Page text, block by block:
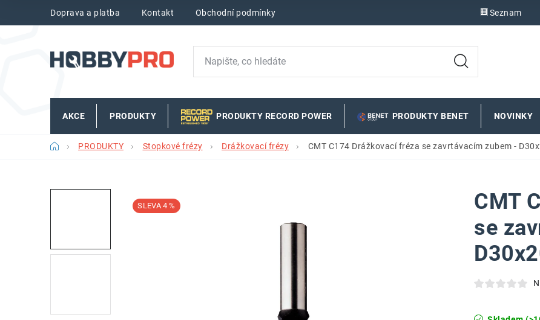
Doprava a platba Kontakt Obchodní podmínky Seznam
AKCE PRODUKTY PRODUKTY RECORD POWER PRODUKTY BENET NOVINKY
DomůPRODUKTY Stopkové frézy Drážkovací frézy CMT C174 Drážkovací fréza se zavrtávacím zubem -
CMT
se
4 %